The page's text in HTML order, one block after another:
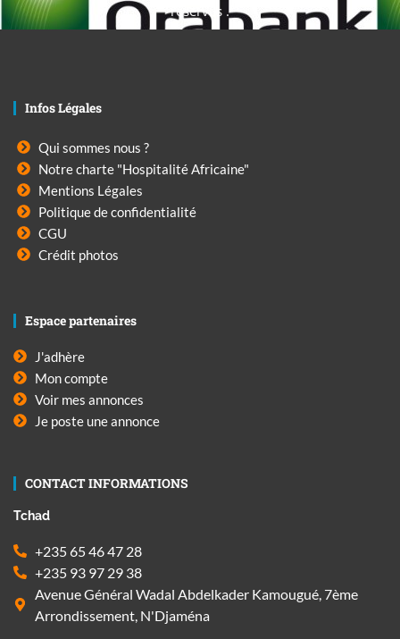
réservés .
Infos Légales
Qui sommes nous ?
Notre charte "Hospitalité Africaine"
Mentions Légales
Politique de confidentialité
CGU
Crédit photos
Espace partenaires
J'adhère
Mon compte
Voir mes annonces
Je poste une annonce
CONTACT INFORMATIONS
Tchad
+235 65 46 47 28
+235 93 97 29 38
Avenue Général Wadal Abdelkader Kamougué, 7ème
Arrondissement, N'Djaména